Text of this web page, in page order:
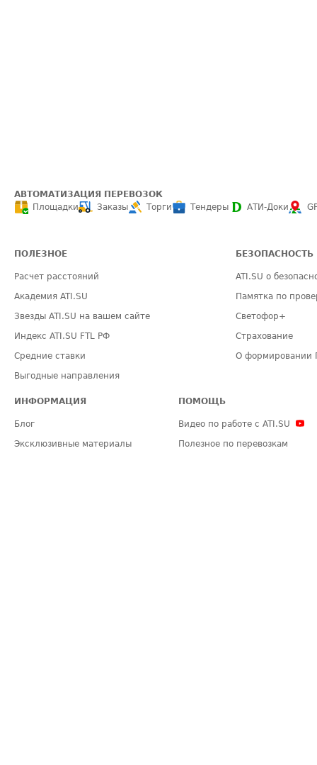
АВТОМАТИЗАЦИЯ ПЕРЕВОЗОК
Площадки
Заказы Торги Тендеры АТИ-Доки
ПОЛЕЗНОЕ
Расчет расстояний
Академия ATI.SU
Звезды ATI.SU на вашем сайте
Индекс ATI.SU FTL РФ
Средние ставки
Выгодные направления
БЕЗОПАСНОСТЬ
ATI.SU о
Памятка по
Светофор+
Страхование
О формировании
ИНФОРМАЦИЯ
Блог
Эксклюзивные материалы
ПОМОЩЬ
Видео по работе с ATI.SU
Полезное по перевозкам